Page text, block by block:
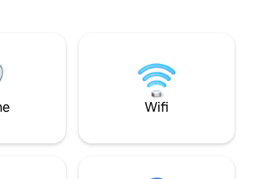
à 10 minute des
et 15 minute de Saly
Wifi